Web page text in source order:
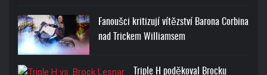
Fanoušci kritizují vítězství Barona Corbina
nad Trickem Williamsem
Triple H poděkoval Brocku